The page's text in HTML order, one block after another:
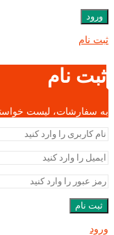
ورود
ثبت نام
ثبت نام
به سفارشات، لیست
ثبت نام
ورود